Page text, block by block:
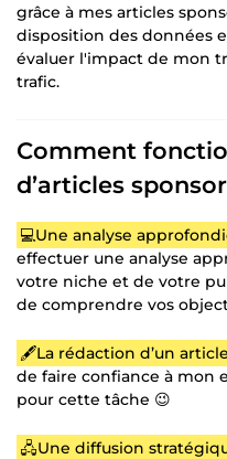
grâce à mes articles
disposition des données
évaluer l'impact de mon
trafic.
Comment
d’articles
💻Une analyse
effectuer une analyse
votre niche et de votre
de comprendre vos
🖋️La rédaction d’un
de faire confiance à mon
pour cette tâche 😉
🖧Une diffusion